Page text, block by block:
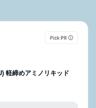
軽締めアミノリキッド